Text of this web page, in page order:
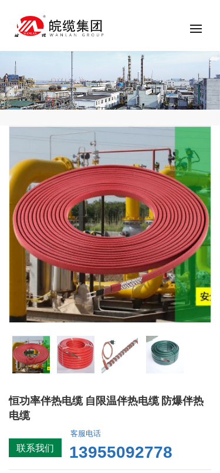
恒功率伴热电缆 自限温伴热电缆 防爆伴热
电缆
联系我们
客服电话
13955092778